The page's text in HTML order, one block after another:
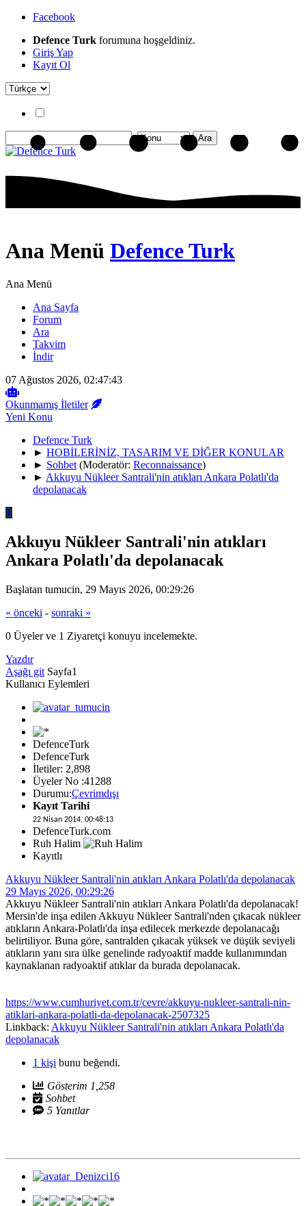
Facebook
Defence Turk forumuna hoşgeldiniz.
Giriş Yap
Kayıt Ol
Ana Menü Defence Turk
Ana Menü
Ana Sayfa
Forum
Ara
Takvim
İndir
07 Ağustos 2026, 02:47:43
Okunmamış İletiler
Yeni Konu
Defence Turk
► HOBİLERİNİZ, TASARIM VE DİĞER KONULAR
► Sohbet (Moderatör: Reconnaissance)
► Akkuyu Nükleer Santrali'nin atıkları Ankara Polatlı'da
depolanacak
T
Akkuyu Nükleer Santrali'nin atıkları
Ankara Polatlı'da depolanacak
Başlatan tumucin, 29 Mayıs 2026, 00:29:26
« önceki - sonraki »
0 Üyeler ve 1 Ziyaretçi konuyu incelemekte.
Yazdır
Aşağı git Sayfa1
Kullanıcı Eylemleri
DefenceTurk
DefenceTurk
İletiler: 2,898
Üyeler No :41288
Durumu:Çevrimdışı
Kayıt Tarihi
22 Nisan 2014, 00:48:13
DefenceTurk.com
Ruh Halim
Kayıtlı
Akkuyu Nükleer Santrali'nin atıkları Ankara Polatlı'da depolanacak
29 Mayıs 2026, 00:29:26
Akkuyu Nükleer Santrali'nin atıkları Ankara Polatlı'da depolanacak!
Mersin'de inşa edilen Akkuyu Nükleer Santrali'nden çıkacak nükleer
atıkların Ankara-Polatlı'da inşa edilecek merkezde depolanacağı
belirtiliyor. Buna göre, santralden çıkacak yüksek ve düşük seviyeli
atıkların yanı sıra ülke genelinde radyoaktif madde kullanımından
kaynaklanan radyoaktif atıklar da burada depolanacak.
https://www.cumhuriyet.com.tr/cevre/akkuyu-nukleer-santrali-nin-
atiklari-ankara-polatli-da-depolanacak-2507325
Linkback: Akkuyu Nükleer Santrali'nin atıkları Ankara Polatlı'da
depolanacak
1 kişi bunu beğendi.
Gösterim 1,258
Sohbet
5 Yanıtlar